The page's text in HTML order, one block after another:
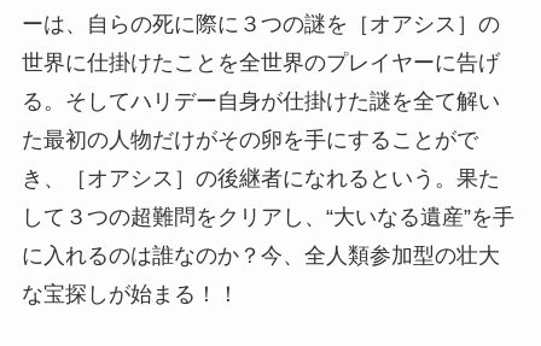
ーは、自らの死に際に３つの謎を［オアシス］の
世界に仕掛けたことを全世界のプレイヤーに告げ
る。そしてハリデー自身が仕掛けた謎を全て解い
た最初の人物だけがその卵を手にすることがで
き、［オアシス］の後継者になれるという。果た
して３つの超難問をクリアし、“大いなる遺産”を手
に入れるのは誰なのか？今、全人類参加型の壮大
な宝探しが始まる！！